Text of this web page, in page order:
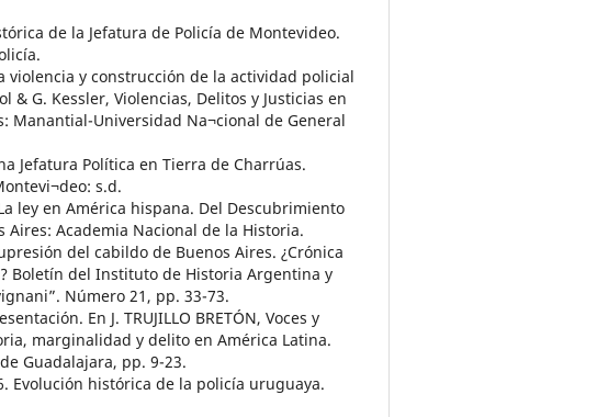
de la Jefatura de Policía de Montevideo.
violencia y construcción de la actividad policial
& G. Kessler, Violencias, Delitos y Justicias en
Manantial-Universidad Na¬cional de General
Jefatura Política en Tierra de Charrúas.
s.d.
ley en América hispana. Del Descubrimiento
Aires: Academia Nacional de la Historia.
del cabildo de Buenos Aires. ¿Crónica
Boletín del Instituto de Historia Argentina y
Número 21, pp. 33-73.
En J. TRUJILLO BRETÓN, Voces y
marginalidad y delito en América Latina.
Guadalajara, pp. 9-23.
Evolución histórica de la policía uruguaya.